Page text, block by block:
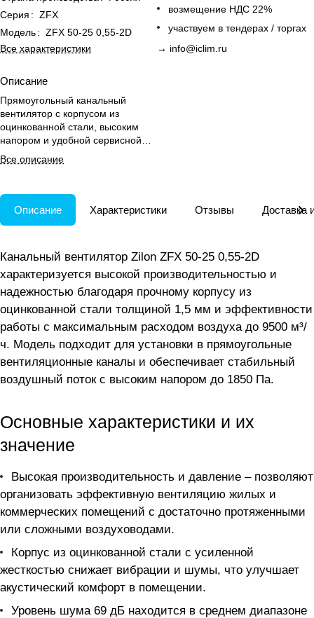
Серия : ZFX
Модель: ZFX 50-25 0,55-2D
Все характеристики
Описание
Прямоугольный канальный
вентилятор с корпусом из
оцинкованной стали, высоким
напором и удобной сервисной
панелью для вентиляции жилых
помещений.
Все описание
возмещение НДС 22%
участвуем в тендерах / торгах
→ info@iclim.ru
Описание Характеристики Отзывы Доставка
Канальный вентилятор Zilon ZFX 50-25 0,55-2D
характеризуется высокой производительностью и
надежностью благодаря прочному корпусу из
оцинкованной стали толщиной 1,5 мм и эффективности
работы с максимальным расходом воздуха до 9500 м³/
ч. Модель подходит для установки в прямоугольные
вентиляционные каналы и обеспечивает стабильный
воздушный поток с высоким напором до 1850 Па.
Основные характеристики и их
значение
Высокая производительность и давление – позволяют
организовать эффективную вентиляцию жилых и
коммерческих помещений с достаточно протяженными
или сложными воздуховодами.
Корпус из оцинкованной стали с усиленной
жесткостью снижает вибрации и шумы, что улучшает
акустический комфорт в помещении.
Уровень шума 69 дБ находится в среднем диапазоне